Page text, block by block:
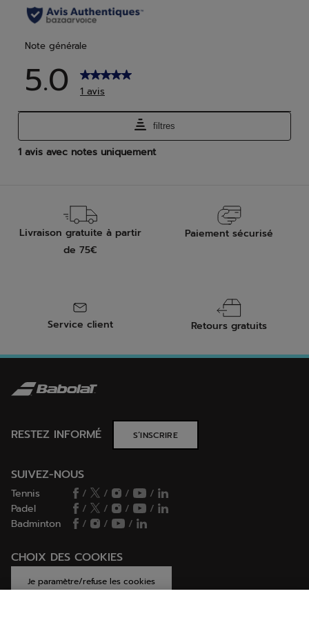
Livraison gratuite à partir
de 75€
Paiement sécurisé
Service client Retours gratuits
RESTEZ INFORMÉ S’INSCRIRE
SUIVEZ-NOUS
Tennis / / /
/
Padel
/ / /
/
Badminton
/ / /
CHOIX DES COOKIES
Je paramètre/refuse les cookies